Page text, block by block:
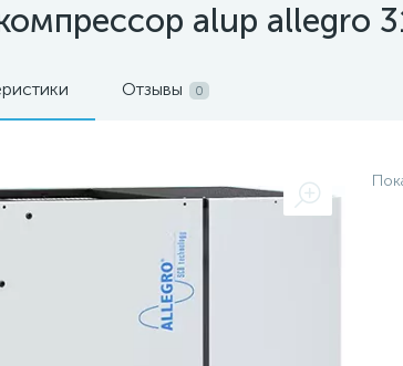
alup allegro
Отзывы 0